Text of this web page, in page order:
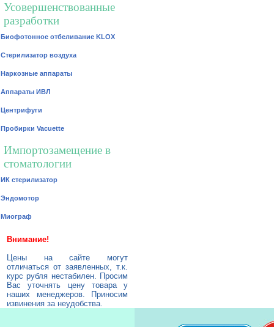
Усовершенствованные
разработки
Биофотонное отбеливание KLOX
Стерилизатор воздуха
Наркозные аппараты
Аппараты ИВЛ
Центрифуги
Пробирки Vacuette
Импортозамещение в
стоматологии
ИК стерилизатор
Эндомотор
Миограф
Внимание!
Цены на сайте могут
отличаться от заявленных, т.к.
курс рубля нестабилен. Просим
Вас уточнять цену товара у
наших менеджеров. Приносим
извинения за неудобства.